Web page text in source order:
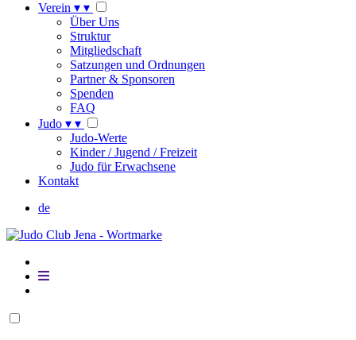
Verein ▾ ▾
Über Uns
Struktur
Mitgliedschaft
Satzungen und Ordnungen
Partner & Sponsoren
Spenden
FAQ
Judo ▾ ▾
Judo-Werte
Kinder / Jugend / Freizeit
Judo für Erwachsene
Kontakt
de